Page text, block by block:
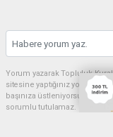
Yorum yazarak Topluluk
sitesine yaptığınız
başınıza üstleniyorsunuz.
sorumlu tutulamaz.